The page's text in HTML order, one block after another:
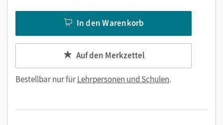
In den Warenkorb
Auf den Merkzettel
Bestellbar nur fürLehrpersonen und Schulen.